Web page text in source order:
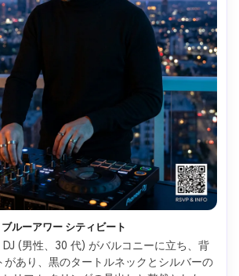
ブルーアワー シティビート
(男性、30 代) がバルコニーに立ち、背
があり、黒のタートルネックとシルバーの